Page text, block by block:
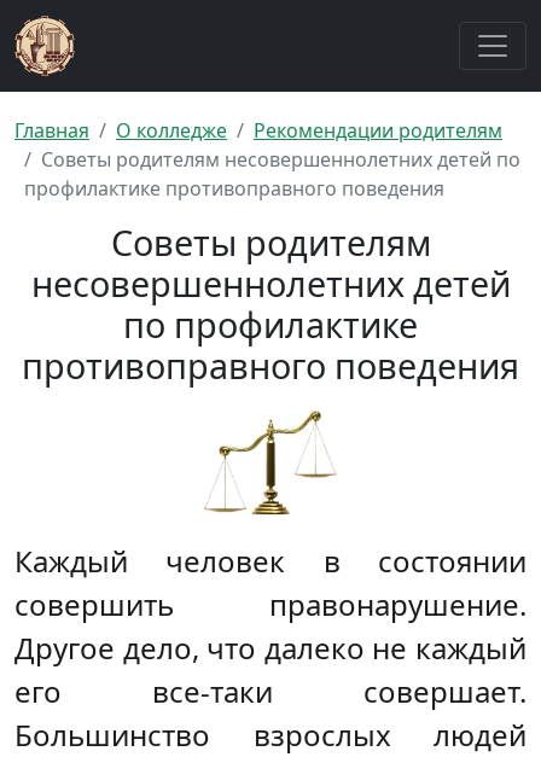
Главная О колледже
Рекомендации родителям
Советы родителям несовершеннолетних детей по
профилактике противоправного поведения
Советы родителям
несовершеннолетних детей
по профилактике
противоправного поведения
Каждый человек в состоянии
совершить правонарушение.
Другое дело, что далеко не каждый
его все-таки совершает.
Большинство взрослых людей